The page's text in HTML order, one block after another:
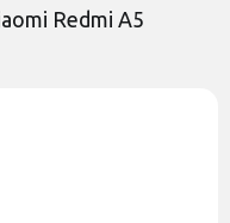
Redmi A5